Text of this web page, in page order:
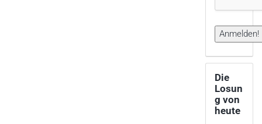
Die
Losun
g von
heute